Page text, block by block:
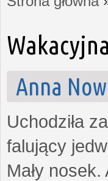
Jesteś tutaj
Anna
Uchodziła
falujący
Mały